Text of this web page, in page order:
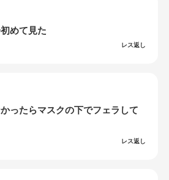
めて見た
レス返し
ったらマスクの下でフェラして
レス返し